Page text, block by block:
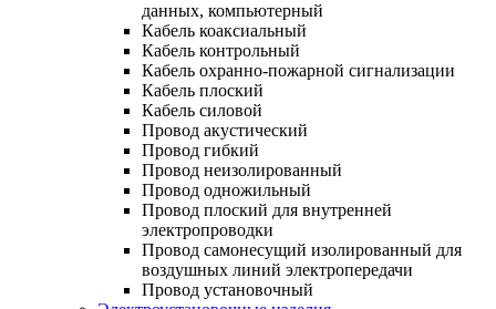
данных, компьютерный
Кабель коаксиальный
Кабель контрольный
Кабель охранно-пожарной сигнализации
Кабель плоский
Кабель силовой
Провод акустический
Провод гибкий
Провод неизолированный
Провод одножильный
Провод плоский для внутренней
электропроводки
Провод самонесущий изолированный для
воздушных линий электропередачи
Провод установочный